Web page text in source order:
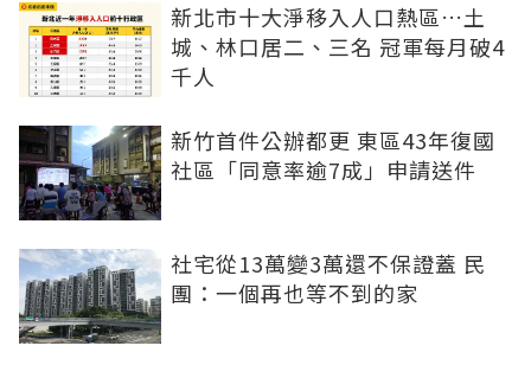
新北市十大淨移入人口熱區…土
城、林口居二、三名 冠軍每月破4
千人
新竹首件公辦都更 東區43年復國
社區「同意率逾7成」申請送件
社宅從13萬變3萬還不保證蓋 民
團：一個再也等不到的家